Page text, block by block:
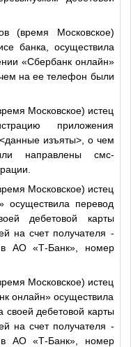
(время Московское)
банка, осуществила
«Сбербанк онлайн»
на ее телефон были
Московское) истец
приложения
<данные изъяты> , о чем
направлены смс-
Московское) истец
осуществила перевод
дебетовой карты
на счет получателя -
в АО «Т-Банк», номер
Московское) истец
онлайн» осуществила
своей дебетовой карты
на счет получателя -
в АО «Т-Банк», номер